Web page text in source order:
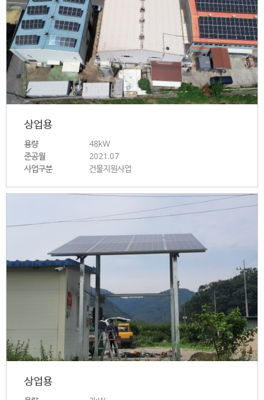
상업용
용량
48kW
준공월
2021.07
사업구분
건물지원사업
상업용